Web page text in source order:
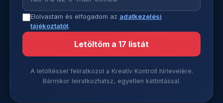
Elolvastam és elfogadom az adatkezelési
tájékoztatót.
Letöltöm a 17 listát
A letöltéssel feliratkozol a Kreatív Kontroll hírlevelére.
Bármikor leiratkozhatsz, egyetlen kattintással.